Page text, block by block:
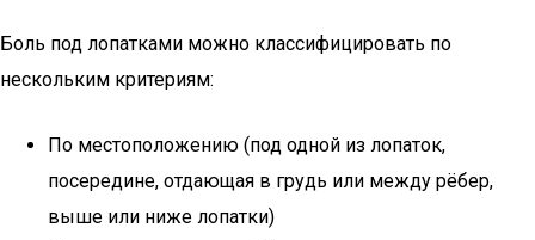
Боль под лопатками можно классифицировать по
нескольким критериям:
По местоположению (под одной из лопаток,
посередине, отдающая в грудь или между рёбер,
выше или ниже лопатки)